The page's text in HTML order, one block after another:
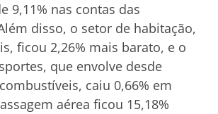
9,11% nas contas das
disso, o setor de habitação,
ficou 2,26% mais barato, e o
que envolve desde
caiu 0,66% em
aérea ficou 15,18%